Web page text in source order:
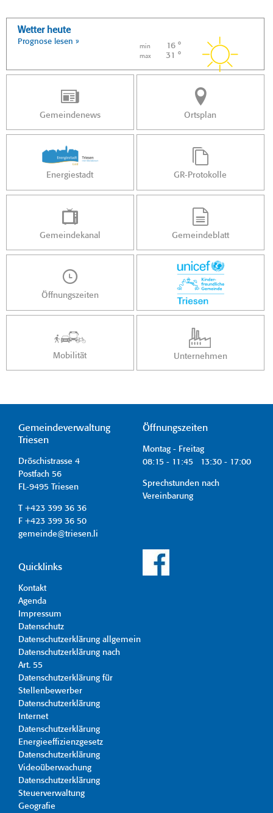
Wetter heute
Prognose lesen »
min 16 °
max 31 °
Gemeindenews Ortsplan
Energiestadt GR-Protokolle
Gemeindekanal Gemeindeblatt
Öffnungszeiten
Mobilität Unternehmen
Gemeindeverwaltung
Triesen
Dröschistrasse 4
Postfach 56
FL-9495 Triesen
T +423 399 36 36
F +423 399 36 50
gemeinde@triesen.li
Öffnungszeiten
Montag - Freitag
08:15 - 11:45 13:30 - 17:00
Sprechstunden nach
Vereinbarung
Quicklinks
Kontakt
Agenda
Impressum
Datenschutz
Datenschutzerklärung allgemein
Datenschutzerklärung nach
Art. 55
Datenschutzerklärung für
Stellenbewerber
Datenschutzerklärung
Internet
Datenschutzerklärung
Energieeffizienzgesetz
Datenschutzerklärung
Videoüberwachung
Datenschutzerklärung
Steuerverwaltung
Geografie